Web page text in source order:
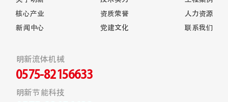
核心产业
新闻中心
资质荣誉
党建文化
人力资源
联系我们
明新流体机械
0575-82156633
明新节能科技